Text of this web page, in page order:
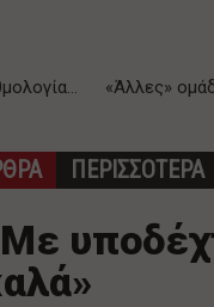
«Άλλες»
ΠΕΡΙΣΣΟΤΕΡΑ